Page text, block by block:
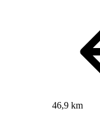
46,9 km